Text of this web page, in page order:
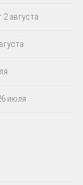
августа
июля